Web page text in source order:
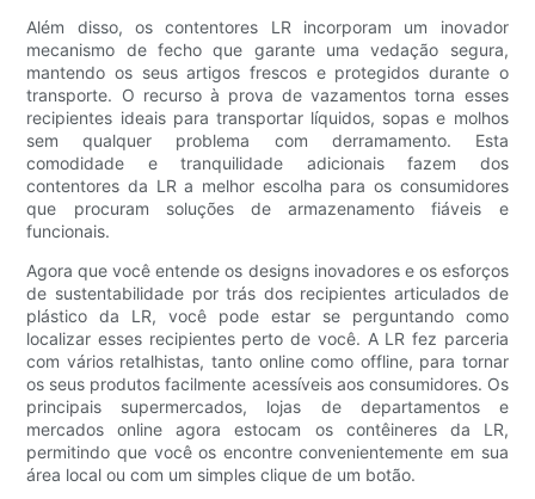
Além disso, os contentores LR incorporam um inovador
mecanismo de fecho que garante uma vedação segura,
mantendo os seus artigos frescos e protegidos durante o
transporte. O recurso à prova de vazamentos torna esses
recipientes ideais para transportar líquidos, sopas e molhos
sem qualquer problema com derramamento. Esta
comodidade e tranquilidade adicionais fazem dos
contentores da LR a melhor escolha para os consumidores
que procuram soluções de armazenamento fiáveis ​​e
funcionais.
Agora que você entende os designs inovadores e os esforços
de sustentabilidade por trás dos recipientes articulados de
plástico da LR, você pode estar se perguntando como
localizar esses recipientes perto de você. A LR fez parceria
com vários retalhistas, tanto online como offline, para tornar
os seus produtos facilmente acessíveis aos consumidores. Os
principais supermercados, lojas de departamentos e
mercados online agora estocam os contêineres da LR,
permitindo que você os encontre convenientemente em sua
área local ou com um simples clique de um botão.